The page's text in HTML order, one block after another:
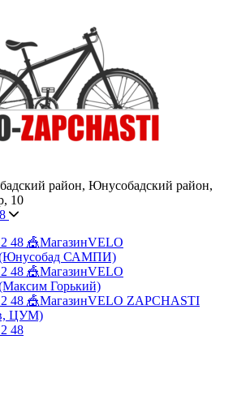
район, Юнусобадский район,
10
48 🎪МагазинVELO
САМПИ)
48 🎪МагазинVELO
Горький)
48 🎪МагазинVELO ZAPCHASTI
ЦУМ)
48